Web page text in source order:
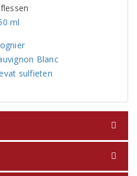
ml
Blanc
sulfieten